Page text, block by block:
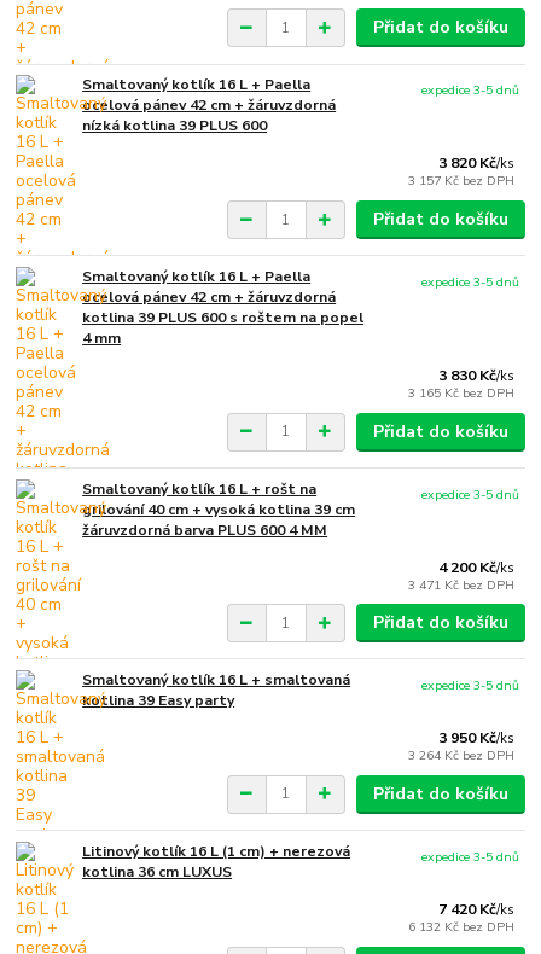
Přidat do košíku
Smaltovaný kotlík 16 L + Paella
ocelová pánev 42 cm + žáruvzdorná
nízká kotlina 39 PLUS 600
3 820 Kč/ks
3 157 Kč bez DPH
expedice 3-5 dnů
Přidat do košíku
Smaltovaný kotlík 16 L + Paella
ocelová pánev 42 cm + žáruvzdorná
kotlina 39 PLUS 600 s roštem na popel
4 mm
3 830 Kč/ks
3 165 Kč bez DPH
expedice 3-5 dnů
Přidat do košíku
Smaltovaný kotlík 16 L + rošt na
grilování 40 cm + vysoká kotlina 39 cm
žáruvzdorná barva PLUS 600 4 MM
4 200 Kč/ks
3 471 Kč bez DPH
expedice 3-5 dnů
Přidat do košíku
Smaltovaný kotlík 16 L + smaltovaná
kotlina 39 Easy party
3 950 Kč/ks
3 264 Kč bez DPH
expedice 3-5 dnů
Přidat do košíku
Litinový kotlík 16 L (1 cm) + nerezová
kotlina 36 cm LUXUS
7 420 Kč/ks
6 132 Kč bez DPH
expedice 3-5 dnů